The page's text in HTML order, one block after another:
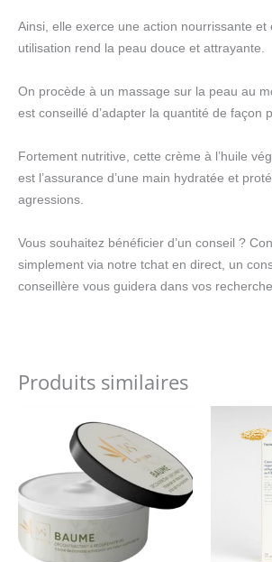
Ainsi, elle exerce une action nourrissante et
utilisation rend la peau douce et attrayante.
On procède à un massage sur la peau au
est conseillé d’adapter la quantité de façon
Fortement nutritive, cette crème à l’huile
est l’assurance d’une main hydratée et
agressions.
Vous souhaitez bénéficier d’un conseil ?
simplement via notre tchat en direct, un
conseillère vous guidera dans vos
Produits similaires